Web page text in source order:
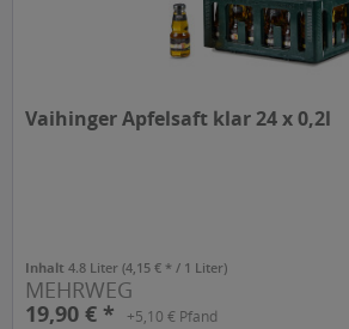
Vaihinger Apfelsaft klar 24 x 0,2l
Inhalt4.8 Liter(4,15 € * / 1 Liter)
MEHRWEG
19,90 € *
+5,10 € Pfand